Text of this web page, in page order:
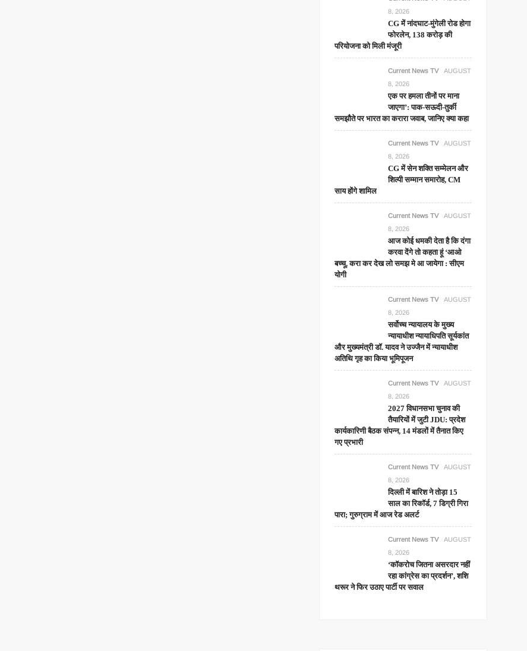
8, 2026
CG में नांदघाट-मुंगेली रोड होगा
फोरलेन, 138 करोड़ की
परियोजना को मिली मंजूरी
Current News TV
AUGUST
8, 2026
एक पर हमला तीनों पर माना
जाएगा’: पाक-सऊदी-तुर्की
समझौते पर भारत का करारा जवाब, जानिए क्या कहा
Current News TV
AUGUST
8, 2026
CG में सेन शक्ति सम्मेलन और
शिल्पी सम्मान समारोह, CM
साय होंगे शामिल
Current News TV
AUGUST
8, 2026
आज कोई धमकी देता है कि दंगा
करवा देंगे तो कहता हूं ‘आओ
बच्चू, करा कर देख लो समझ मे आ जायेगा : सीएम
योगी
Current News TV
AUGUST
8, 2026
सर्वोच्च न्यायालय के मुख्‍य
न्‍यायाधीश न्यायाधिपति सूर्यकांत
और मुख्यमंत्री डॉ. यादव ने उज्जैन में न्यायाधीश
अतिथि गृह का किया भूमिपूजन
Current News TV
AUGUST
8, 2026
2027 विधानसभा चुनाव की
तैयारियों में जुटी JDU: प्रदेश
कार्यकारिणी बैठक संपन्न, 14 मंडलों में तैनात किए
गए प्रभारी
Current News TV
AUGUST
8, 2026
दिल्ली में बारिश ने तोड़ा 15
साल का रिकॉर्ड, 7 डिग्री गिरा
पारा; गुरुग्राम में आज रेड अलर्ट
Current News TV
AUGUST
8, 2026
‘कॉकरोच जितना असरदार नहीं
रहा कांग्रेस का प्रदर्शन’, शशि
थरूर ने फिर उठाए पार्टी पर सवाल